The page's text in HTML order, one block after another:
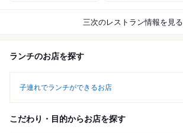
三次のレストラン情報を見る
ランチのお店を探す
子連れでランチができるお店
こだわり・目的からお店を探す